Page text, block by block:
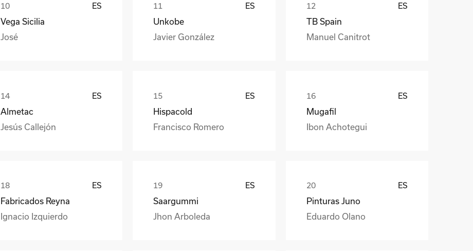
ES
Vega Sicilia
José
ES
Unkobe
Javier González
ES
TB Spain
Manuel Canitrot
ES
Almetac
Jesús Callejón
ES
Hispacold
Francisco Romero
ES
Mugafil
Ibon Achotegui
ES
Fabricados Reyna
Ignacio Izquierdo
ES
Saargummi
Jhon Arboleda
ES
Pinturas Juno
Eduardo Olano